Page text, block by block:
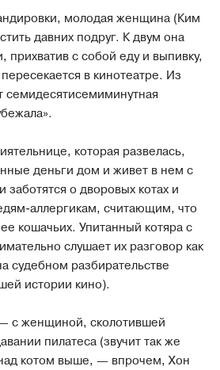
молодая женщина (Ким
давних подруг. К двум она
прихватив с собой еду и выпивку,
в кинотеатре. Из
семидесятисемиминутная
которая развелась,
деньги дом и живет в нем с
о дворовых котах и
аллергикам, считающим, что
кошачьих. Упитанный котяра с
слушает их разговор как
судебном разбирательстве
истории кино).
с женщиной, сколотившей
пилатеса (звучит так же
над котом выше, — впрочем, Хон